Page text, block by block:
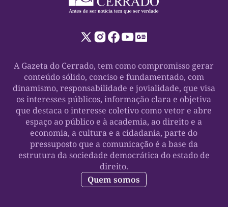
A Gazeta do Cerrado, tem como compromisso gerar
conteúdo sólido, conciso e fundamentado, com
dinamismo, responsabilidade e jovialidade, que visa
os interesses públicos, informação clara e objetiva
que destaca o interesse coletivo como vetor e abre
espaço ao público e à academia, ao direito e a
economia, a cultura e a cidadania, parte do
pressuposto que a comunicação é a base da
estrutura da sociedade democrática do estado de
direito.
Quem somos